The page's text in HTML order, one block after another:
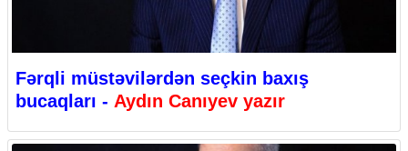
Fərqli müstəvilərdən seçkin baxış
bucaqları - Aydın Canıyev yazır